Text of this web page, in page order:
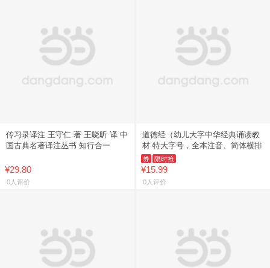
传习录译注 王守仁 著 王晓昕 译 中
国古典名著译注丛书 知行合一
¥29.80
0人评价
道德经（幼儿大字中华经典诵读教
材 特大字号，全本注音、简体横排
券 限时抢
¥15.99
0人评价